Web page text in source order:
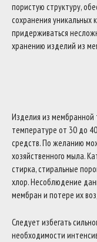
пористую структуру,
сохранения уникальных
придерживаться
хранению изделий из
Изделия из мембранной
температуре от 30 до
средств. По желанию
хозяйственного мыла.
стирка, стиральные
хлор. Несоблюдение
мембран и потере их
Следует избегать
необходимости